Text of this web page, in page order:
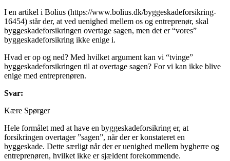
I en artikel i Bolius (https://www.bolius.dk/byggeskadeforsikring-
16454) står der, at ved uenighed mellem os og entreprenør, skal
byggeskadeforsikringen overtage sagen, men det er “vores”
byggeskadeforsikring ikke enige i.
Hvad er op og ned? Med hvilket argument kan vi “tvinge”
byggeskadeforsikringen til at overtage sagen? For vi kan ikke blive
enige med entreprenøren.
Svar:
Kære Spørger
Hele formålet med at have en byggeskadeforsikring er, at
forsikringen overtager ”sagen”, når der er konstateret en
byggeskade. Dette særligt når der er uenighed mellem bygherre og
entreprenøren, hvilket ikke er sjældent forekommende.